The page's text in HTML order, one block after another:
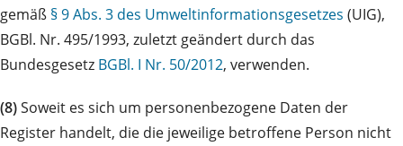
gemäß § 9 Abs. 3 des Umweltinformationsgesetzes (UIG),
BGBl. Nr. 495/1993, zuletzt geändert durch das
Bundesgesetz BGBl. I Nr. 50/2012, verwenden.
(8)Soweit es sich um personenbezogene Daten der
Register handelt, die die jeweilige betroffene Person nicht